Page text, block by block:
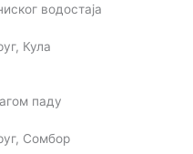
водостаја
, Кула
паду
, Сомбор